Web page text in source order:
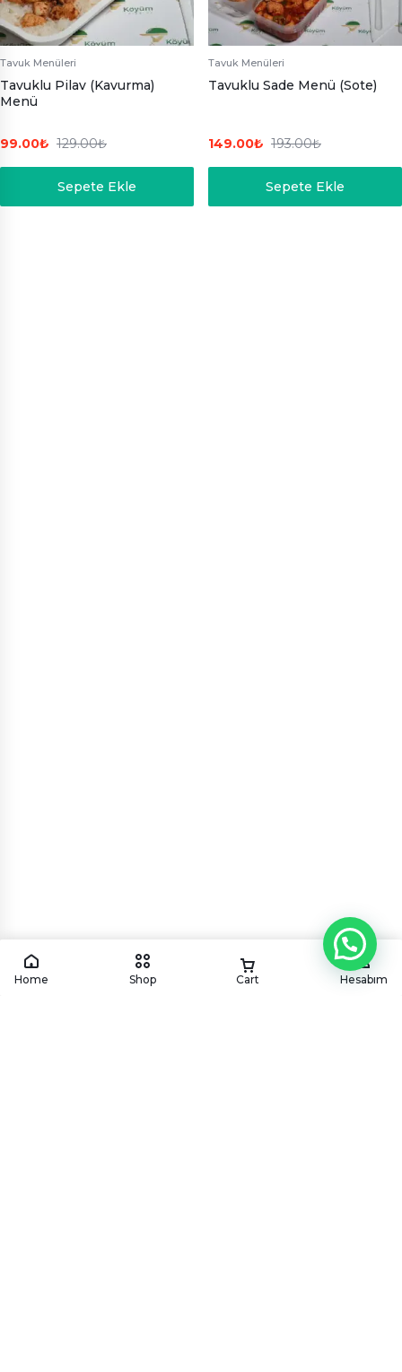
Tavuk Menüleri
Tavuklu Pilav (Kavurma)
Menü
129.00₺
99.00₺
Sepete Ekle
Tavuk Menüleri
Tavuklu Sade Menü (Sote)
193.00₺
149.00₺
Sepete Ekle
Home Shop Cart Hesabım